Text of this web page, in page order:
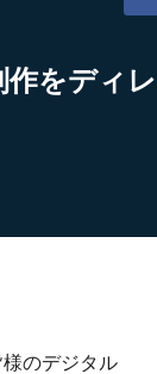
をディ
のデジタル